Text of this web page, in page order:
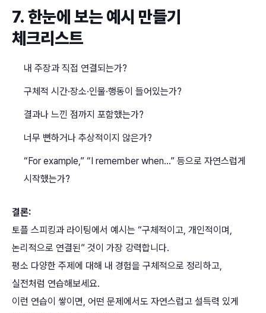
7. 한눈에 보는 예시 만들기
체크리스트
내 주장과 직접 연결되는가?
구체적 시간·장소·인물·행동이 들어있는가?
결과나 느낀 점까지 포함했는가?
너무 뻔하거나 추상적이지 않은가?
“For example,” “I remember when…” 등으로 자연스럽게
시작했는가?
결론:
토플 스피킹과 라이팅에서 예시는 “구체적이고, 개인적이며,
논리적으로 연결된” 것이 가장 강력합니다.
평소 다양한 주제에 대해 내 경험을 구체적으로 정리하고,
실전처럼 연습해보세요.
이런 연습이 쌓이면, 어떤 문제에서도 자연스럽고 설득력 있게